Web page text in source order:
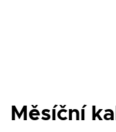
Měsíční